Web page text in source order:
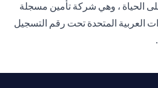
الحياة ، وهي شركة تأمين مسجلة
العربية المتحدة تحت رقم التسجيل